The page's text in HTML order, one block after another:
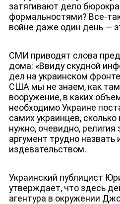
затягивают дело
формальностями? Все-
войне даже один день —
СМИ приводят слова
дома: «Ввиду скудной
дел на украинском
США мы не знаем, как там
вооружение, в каких
необходимо Украине
самих украинцев,
нужно, очевидно,
аргумент трудно назвать
издевательством.
Украинский публицист
утверждает, что здесь
агентура в окружении